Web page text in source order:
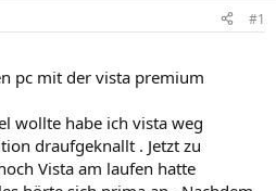
#1
pc mit der vista premium
wollte habe ich vista weg
draufgeknallt . Jetzt zu
Vista am laufen hatte